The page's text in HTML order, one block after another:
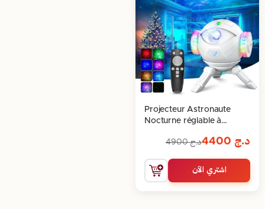
Projecteur Astronaute
Nocturne réglable à
د.ج د.ج4900
اشتري الآن